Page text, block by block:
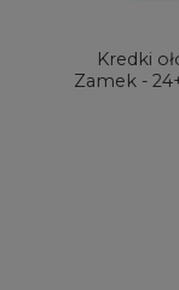
Kredki
Zamek -